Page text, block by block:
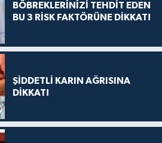
BÖBREKLERİNİZİ TEHDİT EDEN
BU 3 RİSK FAKTÖRÜNE DİKKAT!
ŞİDDETLİ KARIN AĞRISINA
DİKKAT!